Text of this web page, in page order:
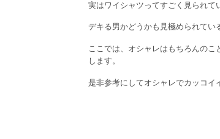
実はワイシャツってすごく見られて
デキる男かどうかも見極められてい
ここでは、オシャレはもちろんの
します。
是非参考にしてオシャレでカッコイ